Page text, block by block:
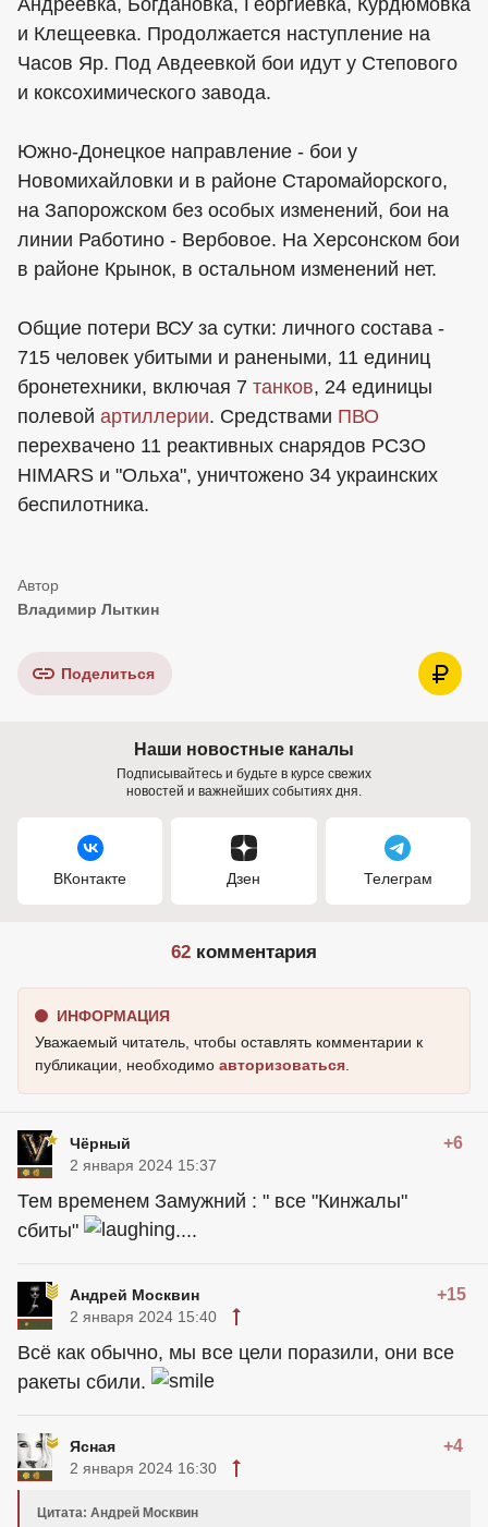
Андреевка, Богдановка, Георгиевка, Курдюмовка
и Клещеевка. Продолжается наступление на
Часов Яр. Под Авдеевкой бои идут у Степового
и коксохимического завода.
Южно-Донецкое направление - бои у
Новомихайловки и в районе Старомайорского,
на Запорожском без особых изменений, бои на
линии Работино - Вербовое. На Херсонском бои
в районе Крынок, в остальном изменений нет.
Общие потери ВСУ за сутки: личного состава -
715 человек убитыми и ранеными, 11 единиц
бронетехники, включая 7 танков, 24 единицы
полевой артиллерии. Средствами ПВО
перехвачено 11 реактивных снарядов РСЗО
HIMARS и "Ольха", уничтожено 34 украинских
беспилотника.
Владимир Лыткин
Поделиться
Наши новостные каналы
Подписывайтесь и будьте в курсе свежих
новостей и важнейших событиях дня.
ВКонтакте Дзен Телеграм
62 комментария
ИНФОРМАЦИЯ
Уважаемый читатель, чтобы оставлять комментарии к
публикации, необходимо авторизоваться
Чёрный +6
2 января 2024 15:37
Тем временем Замужний : " все "Кинжалы"
сбиты"
....
Андрей Москвин +15
2 января 2024 15:40
Всё как обычно, мы все цели поразили, они все
ракеты сбили.
Ясная +4
2 января 2024 16:30
Цитата: Андрей Москвин